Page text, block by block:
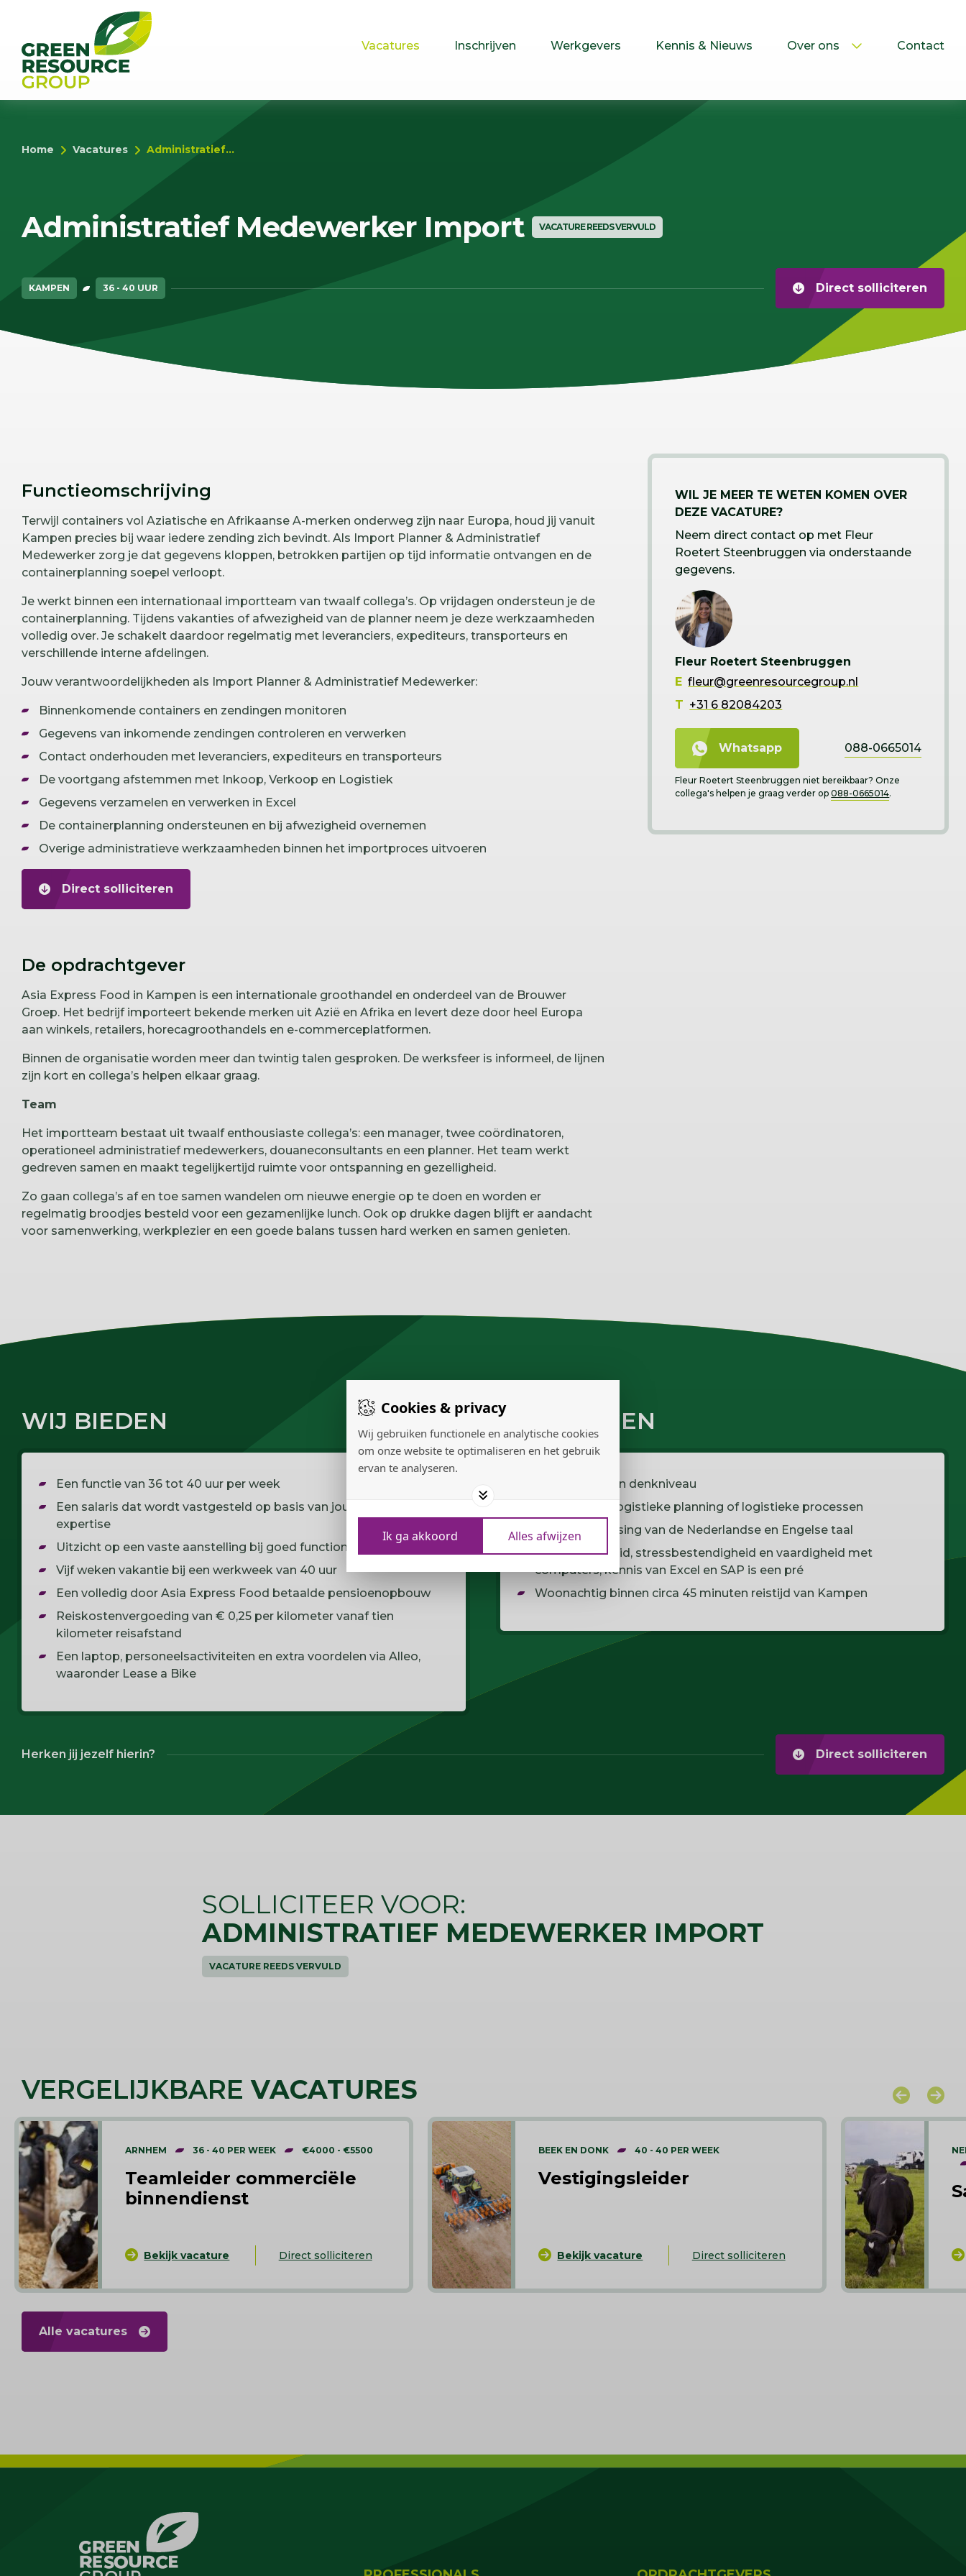
Cookies & privacy
Wij gebruiken functionele en analytische cookies
om onze website te optimaliseren en het gebruik
ervan te analyseren.
Ik ga akkoord Alles afwijzen
Vacatures Inschrijven Werkgevers Kennis & Nieuws Over ons Contact
Home Vacatures Administratief...
Administratief Medewerker Import VACATURE REEDS VERVULD
KAMPEN 36 - 40 UUR Direct solliciteren
Functieomschrijving
Terwijl containers vol Aziatische en Afrikaanse A-merken onderweg zijn naar Europa, houd jij vanuit
Kampen precies bij waar iedere zending zich bevindt. Als Import Planner & Administratief
Medewerker zorg je dat gegevens kloppen, betrokken partijen op tijd informatie ontvangen en de
containerplanning soepel verloopt.
Je werkt binnen een internationaal importteam van twaalf collega’s. Op vrijdagen ondersteun je de
containerplanning. Tijdens vakanties of afwezigheid van de planner neem je deze werkzaamheden
volledig over. Je schakelt daardoor regelmatig met leveranciers, expediteurs, transporteurs en
verschillende interne afdelingen.
Jouw verantwoordelijkheden als Import Planner & Administratief Medewerker:
Binnenkomende containers en zendingen monitoren
Gegevens van inkomende zendingen controleren en verwerken
Contact onderhouden met leveranciers, expediteurs en transporteurs
De voortgang afstemmen met Inkoop, Verkoop en Logistiek
Gegevens verzamelen en verwerken in Excel
De containerplanning ondersteunen en bij afwezigheid overnemen
Overige administratieve werkzaamheden binnen het importproces uitvoeren
Direct solliciteren
De opdrachtgever
Asia Express Food in Kampen is een internationale groothandel en onderdeel van de Brouwer
Groep. Het bedrijf importeert bekende merken uit Azië en Afrika en levert deze door heel Europa
aan winkels, retailers, horecagroothandels en e-commerceplatformen.
Binnen de organisatie worden meer dan twintig talen gesproken. De werksfeer is informeel, de lijnen
zijn kort en collega’s helpen elkaar graag.
Team
Het importteam bestaat uit twaalf enthousiaste collega’s: een manager, twee coördinatoren,
operationeel administratief medewerkers, douaneconsultants en een planner. Het team werkt
gedreven samen en maakt tegelijkertijd ruimte voor ontspanning en gezelligheid.
Zo gaan collega’s af en toe samen wandelen om nieuwe energie op te doen en worden er
regelmatig broodjes besteld voor een gezamenlijke lunch. Ook op drukke dagen blijft er aandacht
voor samenwerking, werkplezier en een goede balans tussen hard werken en samen genieten.
WIL JE MEER TE WETEN KOMEN OVER
DEZE VACATURE?
Neem direct contact op met Fleur
Roetert Steenbruggen via onderstaande
gegevens.
Fleur Roetert Steenbruggen
E fleur@greenresourcegroup.nl
T +31 6 82084203
Whatsapp 088-0665014
Fleur Roetert Steenbruggen niet bereikbaar? Onze
collega's helpen je graag verder op088-0665014.
WIJ BIEDEN
Een functie van 36 tot 40 uur per week
Een salaris dat wordt vastgesteld op basis van jouw ervaring en
expertise
Uitzicht op een vaste aanstelling bij goed functioneren
Vijf weken vakantie bij een werkweek van 40 uur
Een volledig door Asia Express Food betaalde pensioenopbouw
Reiskostenvergoeding van € 0,25 per kilometer vanaf tien
kilometer reisafstand
Een laptop, personeelsactiviteiten en extra voordelen via Alleo,
waaronder Lease a Bike
WIJ VRAGEN
Mbo 4 werk- en denkniveau
Ervaring met logistieke planning of logistieke processen
Goede beheersing van de Nederlandse en Engelse taal
Nauwkeurigheid, stressbestendigheid en vaardigheid met
computers; kennis van Excel en SAP is een pré
Woonachtig binnen circa 45 minuten reistijd van Kampen
Herken jij jezelf hierin? Direct solliciteren
SOLLICITEER VOOR:
ADMINISTRATIEF MEDEWERKER IMPORT
VACATURE REEDS VERVULD
VERGELIJKBAREVACATURES
ARNHEM 36 - 40 PER WEEK €4000 - €5500
Teamleider commerciële
binnendienst
Bekijk vacature Direct solliciteren
BEEK EN DONK 40 - 40 PER WEEK
Vestigingsleider
Bekijk vacature Direct solliciteren
Alle vacatures